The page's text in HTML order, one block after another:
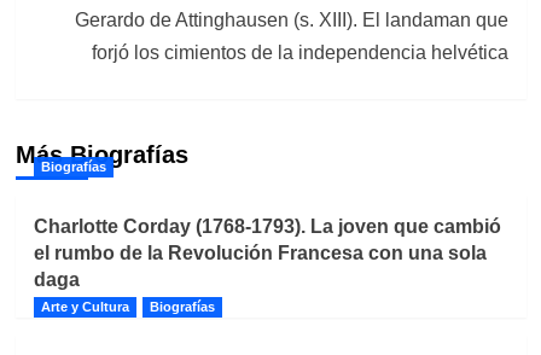
Gerardo de Attinghausen (s. XIII). El landaman que
forjó los cimientos de la independencia helvética
Más Biografías
Biografías
Charlotte Corday (1768-1793). La joven que cambió
el rumbo de la Revolución Francesa con una sola
daga
Arte y Cultura Biografías